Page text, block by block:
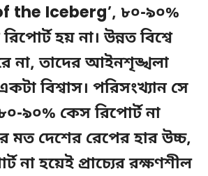
the Iceberg’, ৮০-৯০%
হয় না। উন্নত বিশ্বে
না, তাদের আইনশৃঙ্খলা
বিশ্বাস। পরিসংখ্যান সে
৯০% কেস রিপোর্ট না
মত দেশের রেপের হার উচ্চ,
না হয়েই প্রাচ্যের রক্ষণশীল